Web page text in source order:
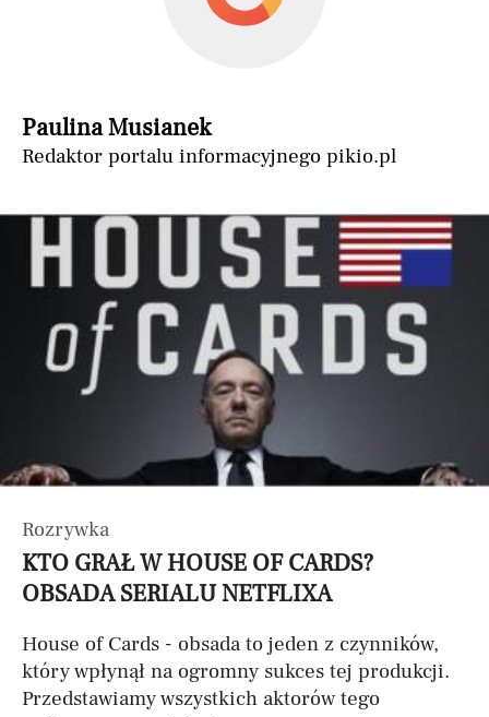
Paulina Musianek
Redaktor portalu informacyjnego pikio.pl
Rozrywka
KTO GRAŁ W HOUSE OF CARDS?
OBSADA SERIALU NETFLIXA
House of Cards - obsada to jeden z czynników,
który wpłynął na ogromny sukces tej produkcji.
Przedstawiamy wszystkich aktorów tego